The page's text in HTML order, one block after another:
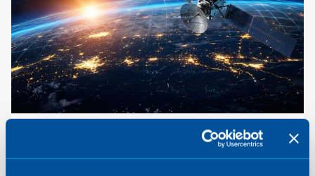
ABACO: Antenas activas de
banda ancha para constalaciones